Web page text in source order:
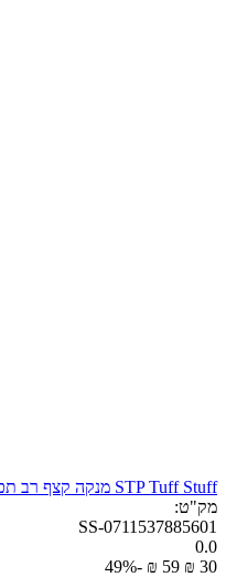
STP Tuff Stuff מנקה קצף רב תכליתי - מיכל 600 מ"ל
מק"ט:
SS-0711537885601
0.0
₪ ‍30‍
₪ ‍59‍
-49%